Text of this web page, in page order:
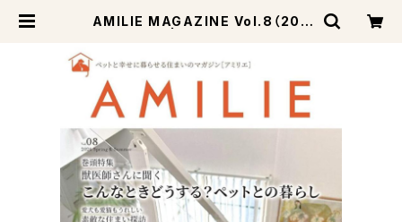
AMILIE MAGAZINE Vol.8（202